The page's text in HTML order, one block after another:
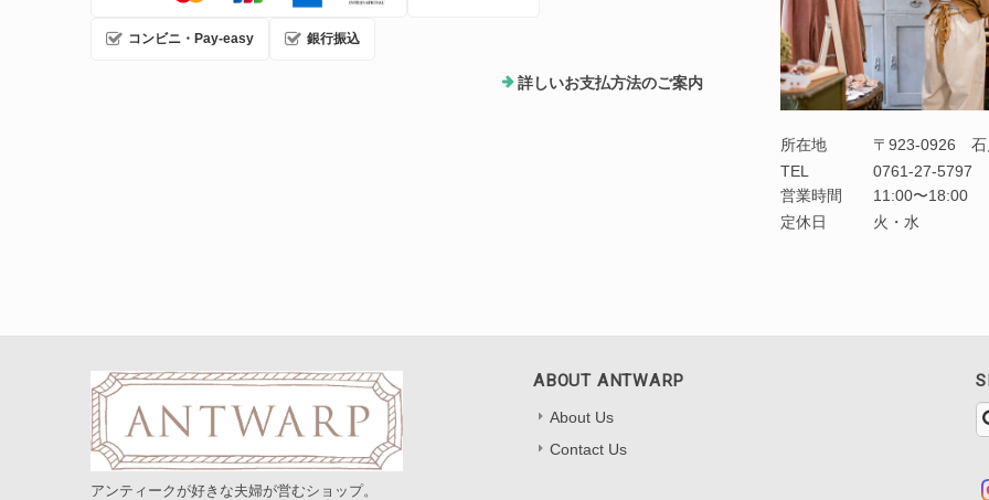
コンビニ・Pay-easy 銀行振込
詳しいお支払方法のご案内
所在地
〒923-0926 石
TEL
0761-27-5797
営業時間
11:00〜18:00
定休日
火・水
アンティークが好きな夫婦が営むショップ。
ABOUT ANTWARP
About Us
Contact Us